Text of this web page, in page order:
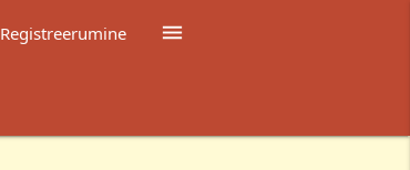

Registreerumine